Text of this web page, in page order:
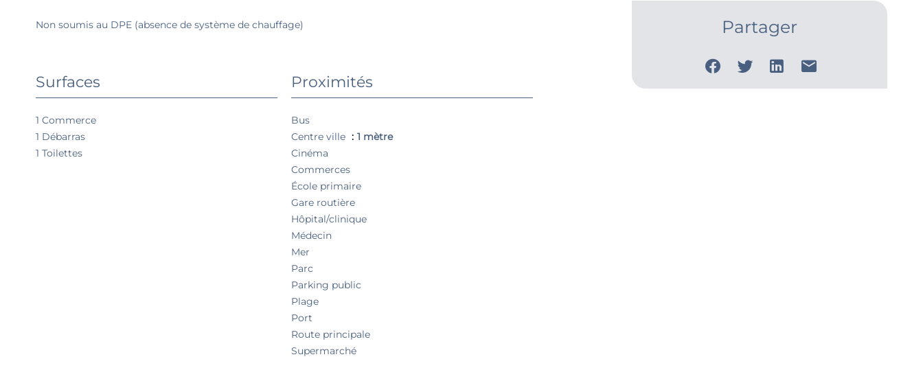
Non soumis au DPE (absence de système de chauffage)
Surfaces
1 Commerce
1 Débarras
1 Toilettes
Proximités
Bus
Centre ville
1 mètre
Cinéma
Commerces
École primaire
Gare routière
Hôpital/clinique
Médecin
Mer
Parc
Parking public
Plage
Port
Route principale
Supermarché
Partager